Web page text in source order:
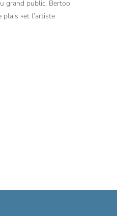
grand public, Bertoo
»et l’artiste